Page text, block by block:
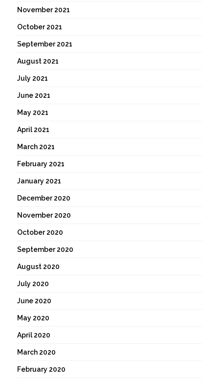
November 2021
October 2021
September 2021
August 2021
July 2021
June 2021
May 2021
April 2021
March 2021
February 2021
January 2021
December 2020
November 2020
October 2020
September 2020
August 2020
July 2020
June 2020
May 2020
April 2020
March 2020
February 2020